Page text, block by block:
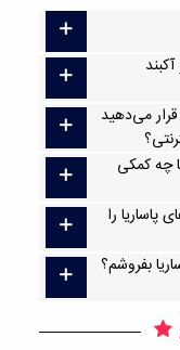
می‌دهید
چه کمکی
را
بفروشم؟